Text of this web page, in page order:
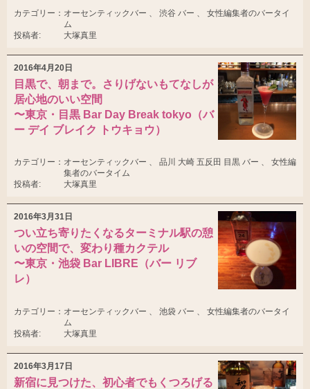
カテゴリー： オーセンティックバー 、 渋谷 バー 、 女性編集者のバータイ
ム
投稿者:
大塚真里
2016年4月20日
目黒で、朝まで。さりげないもてなしが
居心地のいい空間
〜東京・目黒 Bar Day Break tokyo（バ
ー デイ ブレイク トウキョウ）
カテゴリー： オーセンティックバー 、 品川 大崎 五反田 目黒 バー 、 女性編
集者のバータイム
投稿者:
大塚真里
2016年3月31日
つい立ち寄りたくなるターミナル駅の憩
いの空間で、変わり種カクテル
〜東京・池袋 Bar LIBRE（バー リブ
レ）
カテゴリー： オーセンティックバー 、 池袋 バー 、 女性編集者のバータイ
ム
投稿者:
大塚真里
2016年3月17日
新宿に見つけた、初心者でもくつろげる